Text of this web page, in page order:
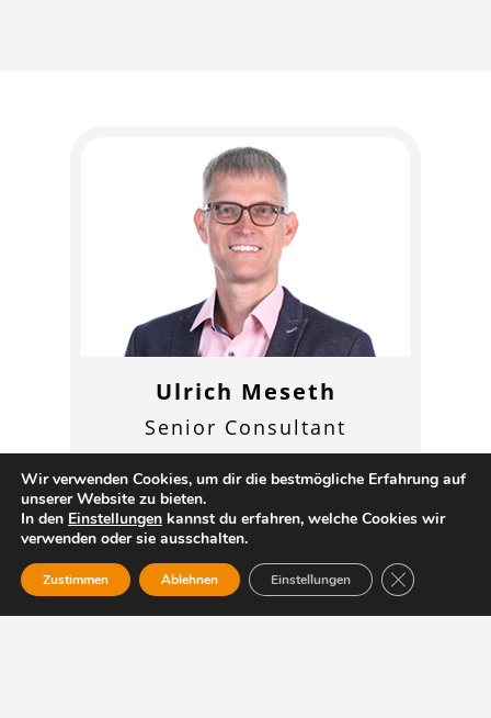
Ulrich Meseth
Senior Consultant
Wir verwenden Cookies, um dir die bestmögliche Erfahrung auf
unserer Website zu bieten.
In den Einstellungen kannst du erfahren, welche Cookies wir
verwenden oder sie ausschalten.
Zustimmen Ablehnen Einstellungen GDPR